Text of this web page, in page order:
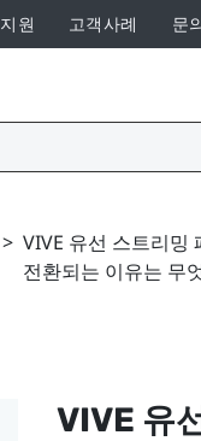
지원 고객사례 문
> VIVE 유선 스트리밍
전환되는 이유는 무
VIVE 유